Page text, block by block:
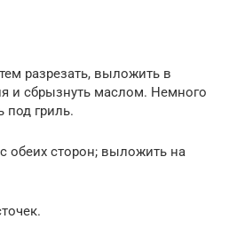
разрезать, выложить в
и сбрызнуть маслом. Немного
под гриль.
обеих сторон; выложить на